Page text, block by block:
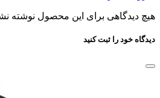
هیچ دیدگاهی برای این محصول نوشته
دیدگاه خود را ثبت کنید